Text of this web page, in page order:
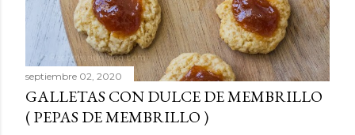
septiembre 02, 2020
GALLETAS CON DULCE DE MEMBRILLO
( PEPAS DE MEMBRILLO )